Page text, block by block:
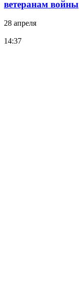
ветеранам войны
28 апреля
14:37